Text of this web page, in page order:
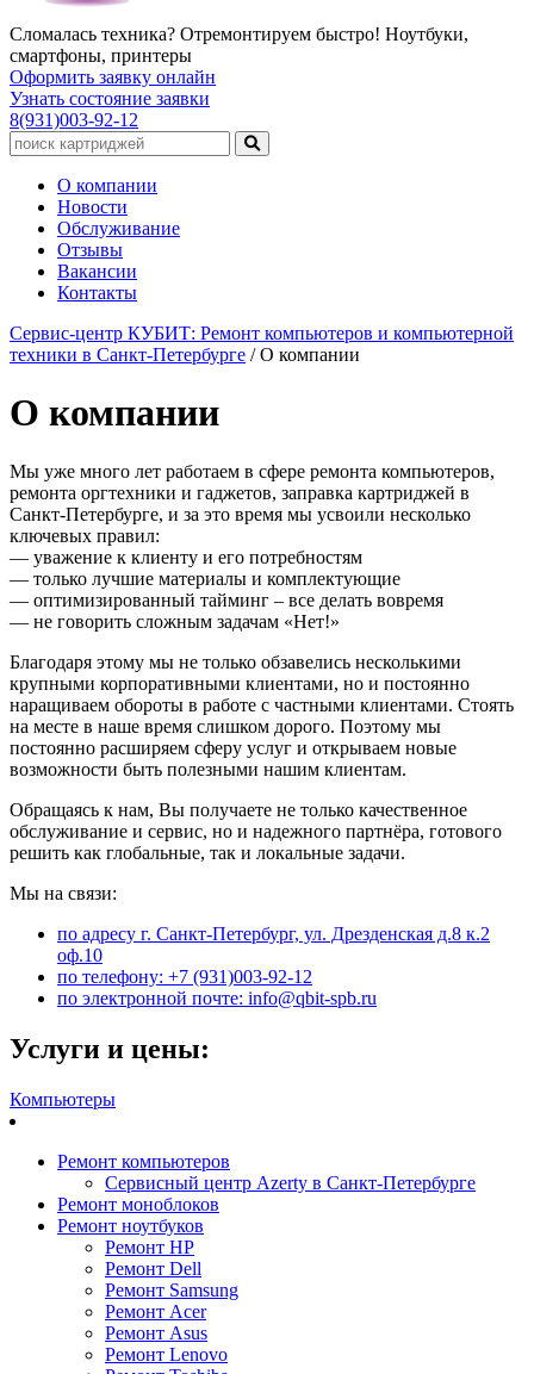
Сломалась техника? Отремонтируем быстро! Ноутбуки,
смартфоны, принтеры
Оформить заявку онлайн
Узнать состояние заявки
8(931)003-92-12
О компании
Новости
Обслуживание
Отзывы
Вакансии
Контакты
Сервис-центр КУБИТ: Ремонт компьютеров и компьютерной
техники в Санкт-Петербурге / О компании
О компании
Мы уже много лет работаем в сфере ремонта компьютеров,
ремонта оргтехники и гаджетов, заправка картриджей в
Санкт-Петербурге, и за это время мы усвоили несколько
ключевых правил:
— уважение к клиенту и его потребностям
— только лучшие материалы и комплектующие
— оптимизированный тайминг – все делать вовремя
— не говорить сложным задачам «Нет!»
Благодаря этому мы не только обзавелись несколькими
крупными корпоративными клиентами, но и постоянно
наращиваем обороты в работе с частными клиентами. Стоять
на месте в наше время слишком дорого. Поэтому мы
постоянно расширяем сферу услуг и открываем новые
возможности быть полезными нашим клиентам.
Обращаясь к нам, Вы получаете не только качественное
обслуживание и сервис, но и надежного партнёра, готового
решить как глобальные, так и локальные задачи.
Мы на связи:
по адресу г. Санкт-Петербург, ул. Дрезденская д.8 к.2
оф.10
по телефону: +7 (931)003-92-12
по электронной почте: info@qbit-spb.ru
Услуги и цены:
Компьютеры
Ремонт компьютеров
Сервисный центр Azerty в Санкт-Петербурге
Ремонт моноблоков
Ремонт ноутбуков
Ремонт HP
Ремонт Dell
Ремонт Samsung
Ремонт Acer
Ремонт Asus
Ремонт Lenovo